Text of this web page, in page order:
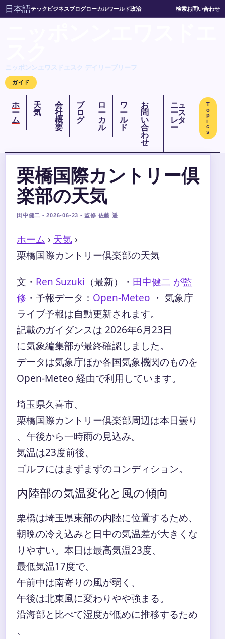
日本語テック ビジネスブログローカルワールド政治 検索お問い合わせ
ニッポンンエワスドエスク デイリーブリーフ
ガイド
ホ
ー
ム
天
気
会
社
概
要
ブ
ロ
グ
ロ
ー
カ
ル
ワ
ー
ル
ド
お
問
い
合
わ
せ
ニュ
ース
レタ
ー
T
o
p
i
c
s
栗橋国際カントリー倶
楽部の天気
田中健二 • 2026-06-23 • 監修 佐藤 遥
ホーム › 天気 ›
栗橋国際カントリー倶楽部の天気
文・ Ren Suzuki （最新） ・ 田中健二 が監
修 ・ 予報データ： Open-Meteo ・ 気象庁
ライブ予報は自動更新されます。
記載のガイダンスは 2026年6月23日
に気象編集部が最終確認しました。
データは気象庁ほか各国気象機関のものを
Open-Meteo 経由で利用しています。
埼玉県久喜市、
栗橋国際カントリー倶楽部周辺は本日曇り
、午後から一時雨の見込み。
気温は23度前後、
ゴルフにはまずまずのコンディション。
内陸部の気温変化と風の傾向
栗橋は埼玉県東部の内陸に位置するため、
朝晩の冷え込みと日中の気温差が大きくな
りやすい。本日は最高気温23度、
最低気温17度で、
午前中は南寄りの風が弱く、
午後は北東風に変わりやや強まる。
沿海部と比べて湿度が低めに推移するため
、